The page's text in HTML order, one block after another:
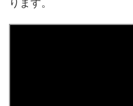
ります。